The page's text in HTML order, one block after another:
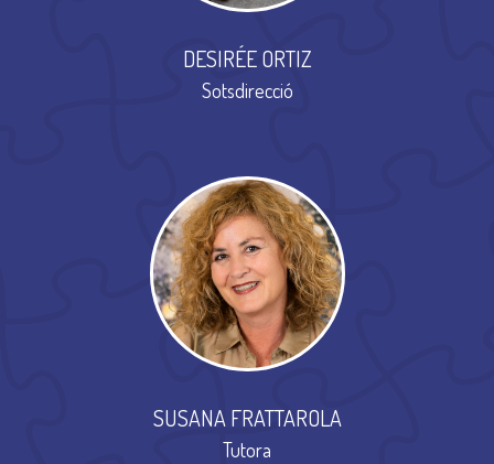
DESIRÉE ORTIZ
Sotsdirecció
SUSANA FRATTAROLA
Tutora